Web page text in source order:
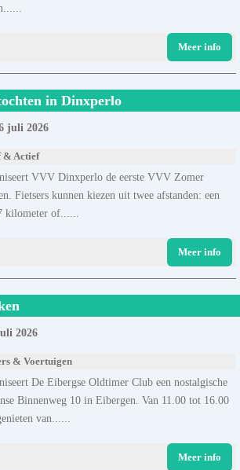
Meer info
in Dinxperlo
juli 2026
& Actief
VVV Dinxperlo de eerste VVV Zomer
Fietsers kunnen kiezen uit twee afstanden: een
kilometer of......
Meer info
2026
& Voertuigen
De Eibergse Oldtimer Club een nostalgische
Binnenweg 10 in Eibergen. Van 11.00 tot 16.00
van......
Meer info